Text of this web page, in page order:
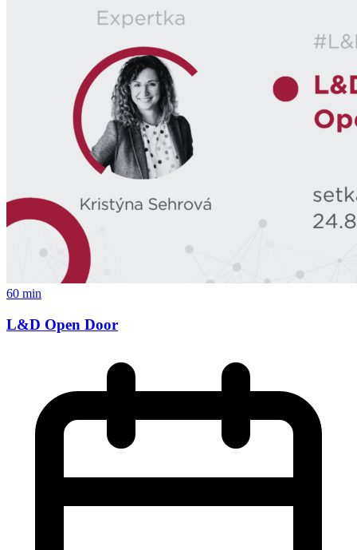
60 min
L&D Open Door